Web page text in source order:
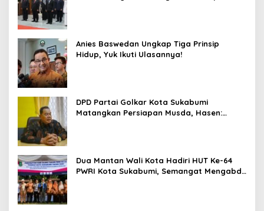
Anies Baswedan Ungkap Tiga Prinsip
Hidup, Yuk Ikuti Ulasannya!
DPD Partai Golkar Kota Sukabumi
Matangkan Persiapan Musda, Hasen:
Dua Mantan Wali Kota Hadiri HUT Ke-64
PWRI Kota Sukabumi, Semangat Mengabdi